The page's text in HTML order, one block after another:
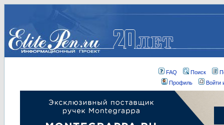
FAQ Поиск
Профиль
Войти